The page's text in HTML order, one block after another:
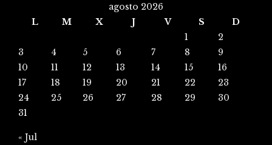
agosto 2026
L
M X J V S
D
1
2
3
4 5 6 7 8
9
10
11 12 13 14 15
16
17
18 19 20 21 22
23
24
25 26 27 28 29
30
31
« Jul